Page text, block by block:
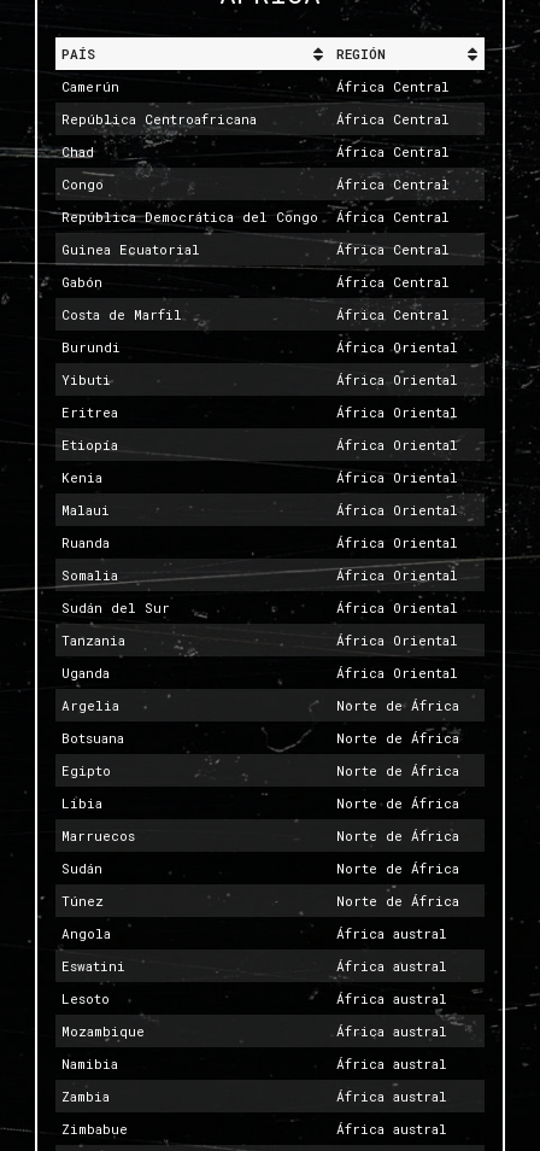
PAÍS
REGIÓN
Camerún
África Central
República Centroafricana
África Central
Chad
África Central
Congo
África Central
República Democrática del Congo
África Central
Guinea Ecuatorial
África Central
Gabón
África Central
Costa de Marfil
África Central
Burundi
África Oriental
Yibuti
África Oriental
Eritrea
África Oriental
Etiopía
África Oriental
Kenia
África Oriental
Malaui
África Oriental
Ruanda
África Oriental
Somalia
África Oriental
Sudán del Sur
África Oriental
Tanzania
África Oriental
Uganda
África Oriental
Argelia
Norte de África
Botsuana
Norte de África
Egipto
Norte de África
Libia
Norte de África
Marruecos
Norte de África
Sudán
Norte de África
Túnez
Norte de África
Angola
África austral
Eswatini
África austral
Lesoto
África austral
Mozambique
África austral
Namibia
África austral
Zambia
África austral
Zimbabue
África austral